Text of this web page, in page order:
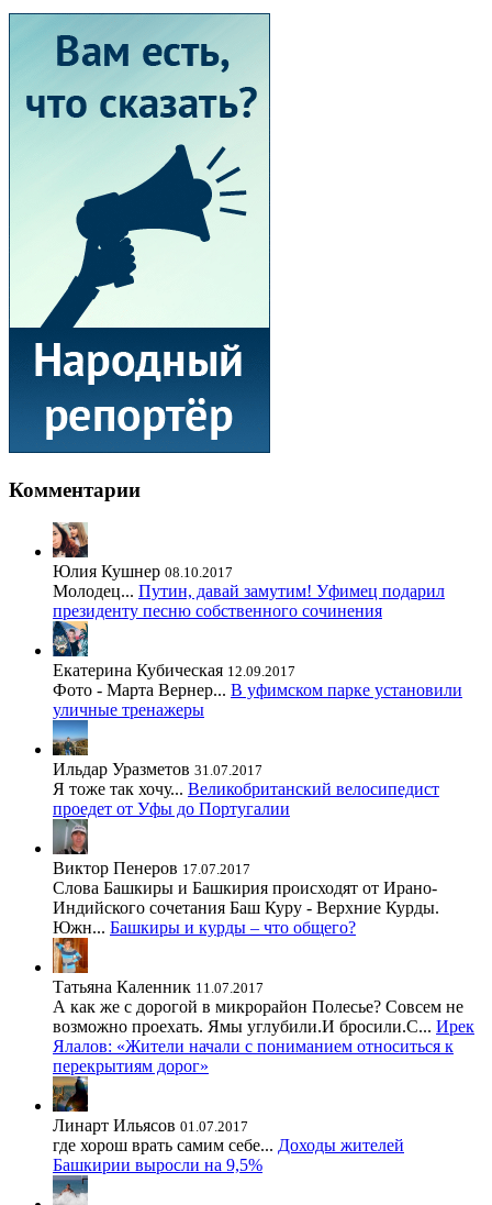
Комментарии
Юлия Кушнер 08.10.2017
Молодец... Путин, давай замутим! Уфимец подарил
президенту песню собственного сочинения
Екатерина Кубическая 12.09.2017
Фото - Марта Вернер... В уфимском парке установили
уличные тренажеры
Ильдар Уразметов 31.07.2017
Я тоже так хочу... Великобританский велосипедист
проедет от Уфы до Португалии
Виктор Пенеров 17.07.2017
Слова Башкиры и Башкирия происходят от Ирано-
Индийского сочетания Баш Куру - Верхние Курды.
Южн... Башкиры и курды – что общего?
Татьяна Каленник 11.07.2017
А как же с дорогой в микрорайон Полесье? Совсем не
возможно проехать. Ямы углубили.И бросили.С... Ирек
Ялалов: «Жители начали с пониманием относиться к
перекрытиям дорог»
Линарт Ильясов 01.07.2017
где хорош врать самим себе... Доходы жителей
Башкирии выросли на 9,5%